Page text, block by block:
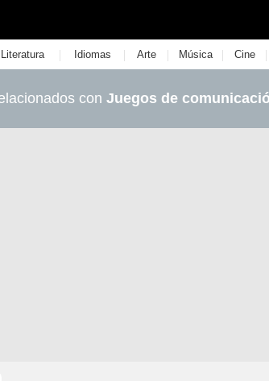
Literatura | Idiomas | Arte | Música | Cine |
con Juegos de